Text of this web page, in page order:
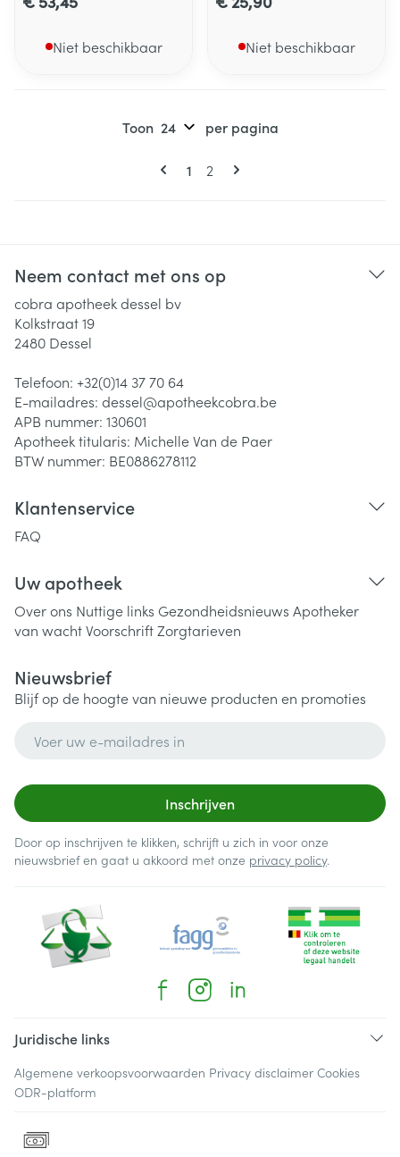
Niet beschikbaar Niet beschikbaar
Pagina's
U lees momenteel pagina
1 Pagina
2
Toon per pagina
Neem contact met ons op
cobra apotheek dessel bv
Kolkstraat 19
2480 Dessel
Telefoon: +32(0)14 37 70 64
E-mailadres: dessel@apotheekcobra.be
APB nummer: 130601
Apotheek titularis: Michelle Van de Paer
BTW nummer: BE0886278112
Klantenservice
FAQ
Uw apotheek
Over ons Nuttige links Gezondheidsnieuws Apotheker
van wachtVoorschriftZorgtarieven
Nieuwsbrief
Blijf op de hoogte van nieuwe producten en promoties
Inschrijven
Door op inschrijven te klikken, schrijft u zich in voor onze
nieuwsbrief en gaat u akkoord met onze privacy policy.
Juridische links
Algemene verkoopsvoorwaarden Privacy disclaimer Cookies
ODR-platform